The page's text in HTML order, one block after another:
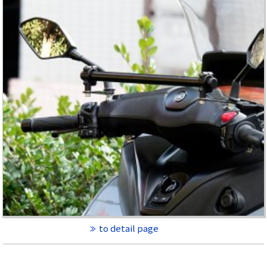
to detail page